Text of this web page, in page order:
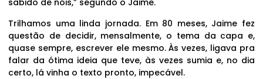
sabido de nóis,” segundo o Jaime.
Trilhamos uma linda jornada. Em 80 meses, Jaime fez
questão de decidir, mensalmente, o tema da capa e,
quase sempre, escrever ele mesmo. Às vezes, ligava pra
falar da ótima ideia que teve, às vezes sumia e, no dia
certo, lá vinha o texto pronto, impecável.